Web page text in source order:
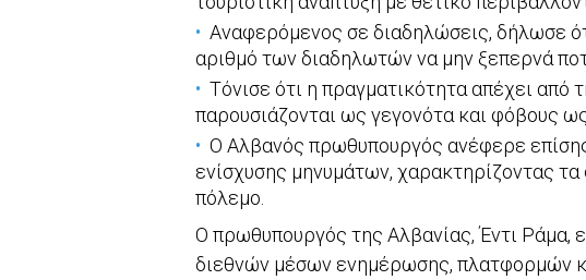
Αναφερόμενος σε διαδηλώσεις, δήλωσε
αριθμό των διαδηλωτών να μην ξεπερνά
Τόνισε ότι η πραγματικότητα απέχει από
παρουσιάζονται ως γεγονότα και φόβους
Ο Αλβανός πρωθυπουργός ανέφερε
ενίσχυσης μηνυμάτων, χαρακτηρίζοντας
πόλεμο.
Ο πρωθυπουργός της Αλβανίας, Έντι Ράμα,
διεθνών μέσων ενημέρωσης, πλατφορμών